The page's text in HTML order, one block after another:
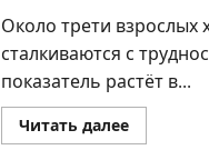
Около трети взрослых
сталкиваются с
показатель растёт в...
Читать далееПрочитать
больше